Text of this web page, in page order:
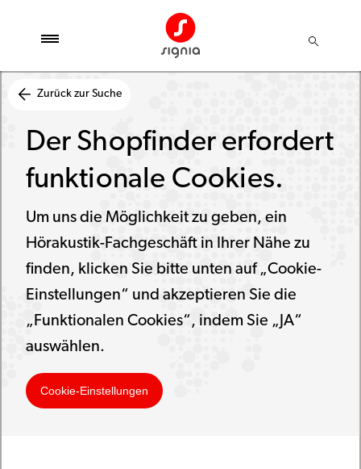
Zurück zur Suche
Der Shopfinder erfordert
funktionale Cookies.
Um uns die Möglichkeit zu geben, ein
Hörakustik-Fachgeschäft in Ihrer Nähe zu
finden, klicken Sie bitte unten auf „Cookie-
Einstellungen“ und akzeptieren Sie die
„Funktionalen Cookies“, indem Sie „JA“
auswählen.
Cookie-Einstellungen